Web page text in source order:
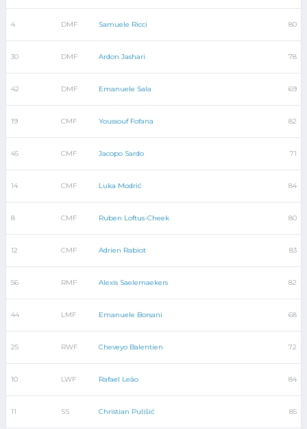
4 DMF Samuele Ricci 80
30 DMF Ardon Jashari 78
42 DMF Emanuele Sala 69
19 CMF Youssouf Fofana 82
45 CMF Jacopo Sardo 71
14 CMF Luka Modrić 84
8 CMF Ruben Loftus-Cheek 80
12 CMF Adrien Rabiot 83
56 RMF Alexis Saelemaekers 82
44 LMF Emanuele Borsani 68
25 RWF Cheveyo Balentien 72
10 LWF Rafael Leão 84
11 SS Christian Pulišić 85